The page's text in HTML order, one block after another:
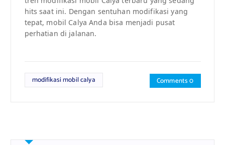
hits saat ini. Dengan sentuhan modifikasi yang
tepat, mobil Calya Anda bisa menjadi pusat
perhatian di jalanan.
modifikasi mobil calya Comments 0